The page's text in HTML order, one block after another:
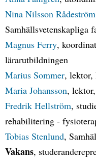
Nina Nilsson Rådeström
Samhällsvetenskapliga
Magnus Ferry,
lärarutbildningen
Marius Sommer, lektor,
Maria Johansson,
Fredrik Hellström,
rehabilitering -
Tobias Stenlund,
Vakans,